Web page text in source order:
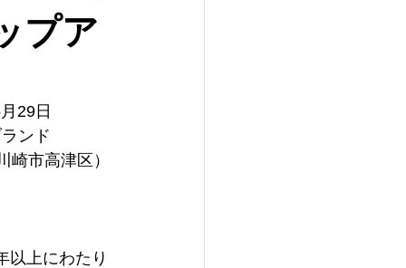
プア
29日
ンド
崎市高津区）
以上にわたり